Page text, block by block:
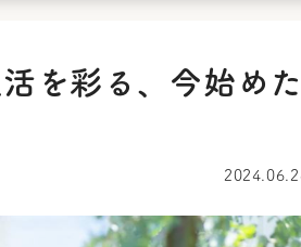
を彩る、今始めた